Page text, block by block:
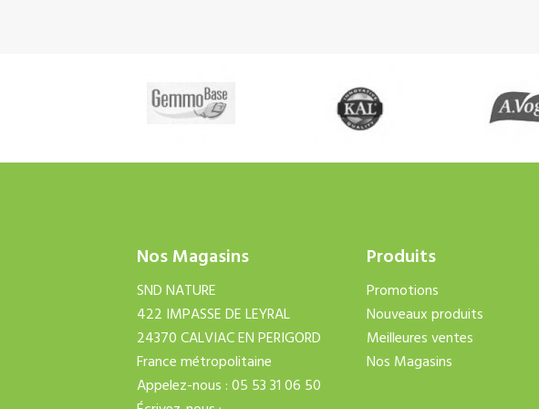
Nos Magasins
SND NATURE
422 IMPASSE DE LEYRAL
24370 CALVIAC EN PERIGORD
France métropolitaine
Appelez-nous :05 53 31 06 50
Produits
Promotions
Nouveaux produits
Meilleures ventes
Nos Magasins